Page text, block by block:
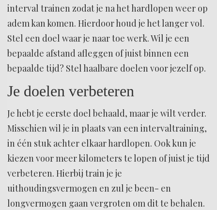
interval trainen zodat je na het hardlopen weer op
adem kan komen. Hierdoor houd je het langer vol.
Stel een doel waar je naar toe werk. Wil je een
bepaalde afstand afleggen of juist binnen een
bepaalde tijd? Stel haalbare doelen voor jezelf op.
Je doelen verbeteren
Je hebt je eerste doel behaald, maar je wilt verder.
Misschien wil je in plaats van een intervaltraining,
in één stuk achter elkaar hardlopen. Ook kun je
kiezen voor meer kilometers te lopen of juist je tijd
verbeteren. Hierbij train je je
uithoudingsvermogen en zul je been- en
longvermogen gaan vergroten om dit te behalen.